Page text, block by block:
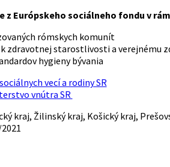
Európskeho sociálneho fondu v
rómskych komunít
zdravotnej starostlivosti a verejnému
hygieny bývania
vecí a rodiny SR
vnútra SR
kraj, Žilinský kraj, Košický kraj,